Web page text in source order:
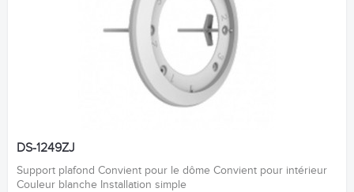
DS-1249ZJ
Support plafond Convient pour le dôme Convient pour intérieur
Couleur blanche Installation simple